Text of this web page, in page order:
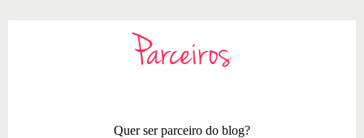
Parceiros
Quer ser parceiro do blog?